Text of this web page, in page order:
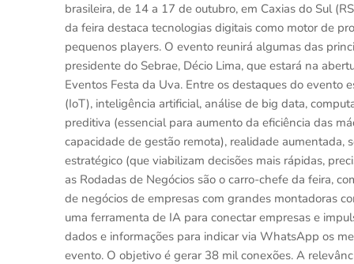
brasileira, de 14 a 17 de outubro, em Caxias do Sul
da feira destaca tecnologias digitais como motor de
pequenos players. O evento reunirá algumas das
presidente do Sebrae, Décio Lima, que estará na
Eventos Festa da Uva. Entre os destaques do evento
(IoT), inteligência artificial, análise de big data,
preditiva (essencial para aumento da eficiência das
capacidade de gestão remota), realidade
estratégico (que viabilizam decisões mais rápidas,
as Rodadas de Negócios são o carro-chefe da feira,
de negócios de empresas com grandes montadoras
uma ferramenta de IA para conectar empresas e
dados e informações para indicar via WhatsApp os
evento. O objetivo é gerar 38 mil conexões. A